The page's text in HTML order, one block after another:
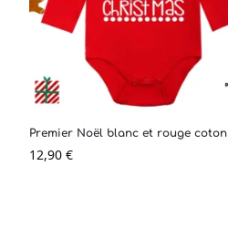
Premier Noël blanc et rouge coton
12,90€